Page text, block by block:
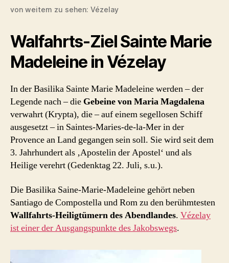
von weitem zu sehen: Vézelay
Walfahrts-Ziel Sainte Marie
Madeleine in Vézelay
In der Basilika Sainte Marie Madeleine werden – der
Legende nach – die Gebeine von Maria Magdalena
verwahrt (Krypta), die – auf einem segellosen Schiff
ausgesetzt – in Saintes-Maries-de-la-Mer in der
Provence an Land gegangen sein soll. Sie wird seit dem
3. Jahrhundert als ‚Apostelin der Apostel‘ und als
Heilige verehrt (Gedenktag 22. Juli, s.u.).
Die Basilika Saine-Marie-Madeleine gehört neben
Santiago de Compostella und Rom zu den berühmtesten
Wallfahrts-Heiligtümern des Abendlandes. Vézelay
ist einer der Ausgangspunkte des Jakobswegs.